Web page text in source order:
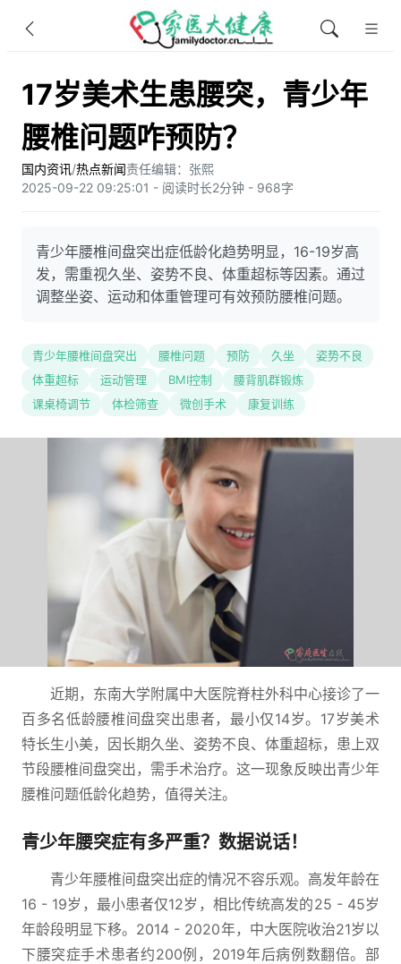
17岁美术生患腰突，青少年
腰椎问题咋预防？
国内资讯/热点新闻责任编辑：张熙
2025-09-22 09:25:01 - 阅读时长2分钟 - 968字
青少年腰椎间盘突出症低龄化趋势明显，16-19岁高
发，需重视久坐、姿势不良、体重超标等因素。通过
调整坐姿、运动和体重管理可有效预防腰椎问题。
青少年腰椎间盘突出 腰椎问题 预防 久坐
姿势不良
体重超标
运动管理 BMI控制
腰背肌群锻炼
课桌椅调节
体检筛查 微创手术 康复训练
近期，东南大学附属中大医院脊柱外科中心接诊了一
百多名低龄腰椎间盘突出患者，最小仅14岁。17岁美术
特长生小美，因长期久坐、姿势不良、体重超标，患上双
节段腰椎间盘突出，需手术治疗。这一现象反映出青少年
腰椎问题低龄化趋势，值得关注。
青少年腰突症有多严重？数据说话！
青少年腰椎间盘突出症的情况不容乐观。高发年龄在
16 - 19岁，最小患者仅12岁，相比传统高发的25 - 45岁
年龄段明显下移。2014 - 2020年，中大医院收治21岁以
下腰突症手术患者约200例，2019年后病例数翻倍。部